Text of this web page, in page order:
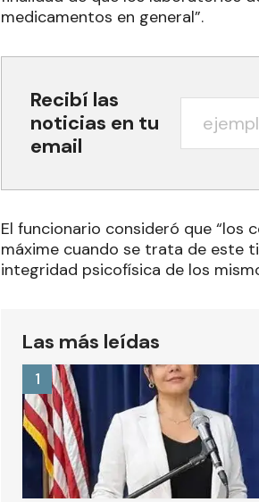
medicamentos en general”.
Recibí las
noticias en tu
email
El funcionario consideró que “los
máxime cuando se trata de este
integridad psicofísica de los
Las más leídas
1